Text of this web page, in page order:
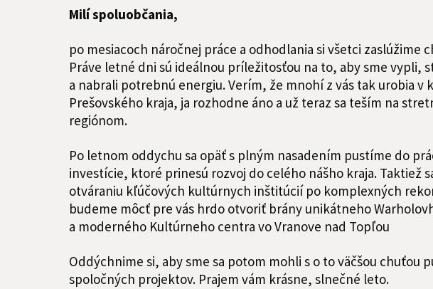
Milí spoluobčania,
po mesiacoch náročnej práce a odhodlania si všetci zaslúžime
Práve letné dni sú ideálnou príležitosťou na to, aby sme vypli,
a nabrali potrebnú energiu. Verím, že mnohí z vás tak urobia v
Prešovského kraja, ja rozhodne áno a už teraz sa teším na
regiónom.
Po letnom oddychu sa opäť s plným nasadením pustíme do
investície, ktoré prinesú rozvoj do celého nášho kraja. Taktiež
otváraniu kľúčových kultúrnych inštitúcií po komplexných
budeme môcť pre vás hrdo otvoriť brány unikátneho
a moderného Kultúrneho centra vo Vranove nad Topľou
Oddýchnime si, aby sme sa potom mohli s o to väčšou chuťou
spoločných projektov. Prajem vám krásne, slnečné leto.